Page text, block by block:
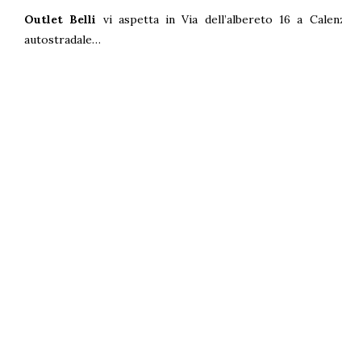
Outlet Belli
vi aspetta in Via dell’albereto 16 a
autostradale…